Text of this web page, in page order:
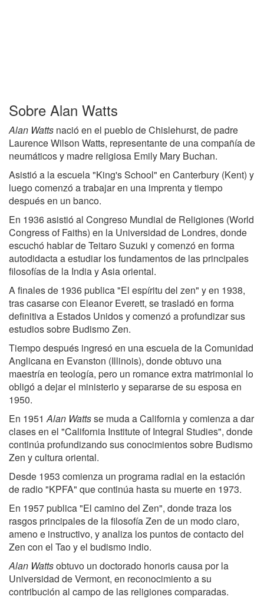
Sobre Alan Watts
Alan Watts nació en el pueblo de Chislehurst, de padre
Laurence Wilson Watts, representante de una compañía de
neumáticos y madre religiosa Emily Mary Buchan.
Asistió a la escuela "King's School" en Canterbury (Kent) y
luego comenzó a trabajar en una imprenta y tiempo
después en un banco.
En 1936 asistió al Congreso Mundial de Religiones (World
Congress of Faiths) en la Universidad de Londres, donde
escuchó hablar de Teitaro Suzuki y comenzó en forma
autodidacta a estudiar los fundamentos de las principales
filosofías de la India y Asia oriental.
A finales de 1936 publica "El espíritu del zen" y en 1938,
tras casarse con Eleanor Everett, se trasladó en forma
definitiva a Estados Unidos y comenzó a profundizar sus
estudios sobre Budismo Zen.
Tiempo después ingresó en una escuela de la Comunidad
Anglicana en Evanston (Illinois), donde obtuvo una
maestría en teología, pero un romance extra matrimonial lo
obligó a dejar el ministerio y separarse de su esposa en
1950.
En 1951Alan Wattsse muda a California y comienza a dar
clases en el "California Institute of Integral Studies", donde
continúa profundizando sus conocimientos sobre Budismo
Zen y cultura oriental.
Desde 1953 comienza un programa radial en la estación
de radio "KPFA" que continúa hasta su muerte en 1973.
En 1957 publica "El camino del Zen", donde traza los
rasgos principales de la filosofía Zen de un modo claro,
ameno e instructivo, y analiza los puntos de contacto del
Zen con el Tao y el budismo indio.
Alan Wattsobtuvo un doctorado honoris causa por la
Universidad de Vermont, en reconocimiento a su
contribución al campo de las religiones comparadas.